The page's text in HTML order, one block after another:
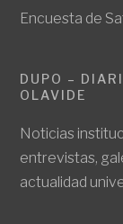
Encuesta de
DUPO –
OLAVIDE
Noticias
entrevistas,
actualidad